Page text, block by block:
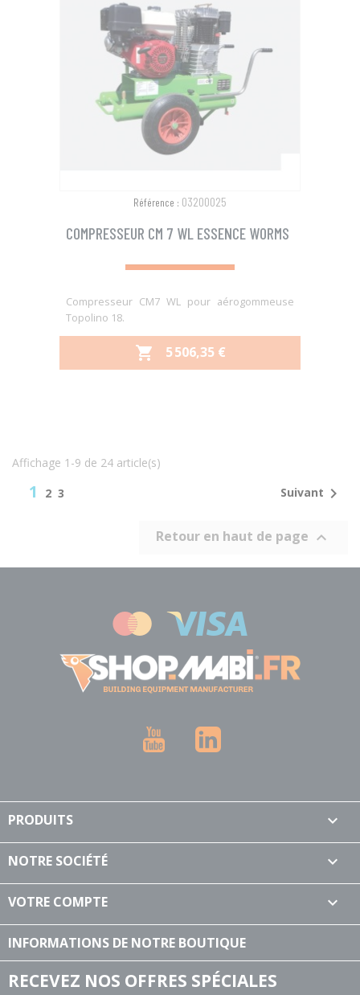
Référence : 03200025
COMPRESSEUR CM 7 WL ESSENCE WORMS
Compresseur CM7 WL pour aérogommeuse
Topolino 18.
 PRIX
5 506,35 €
Affichage 1-9 de 24 article(s)
1 2 3 Suivant 
Retour en haut de page 
YouTube
PRODUITS 
NOTRE SOCIÉTÉ 
VOTRE COMPTE 
INFORMATIONS DE NOTRE BOUTIQUE
RECEVEZ NOS OFFRES SPÉCIALES